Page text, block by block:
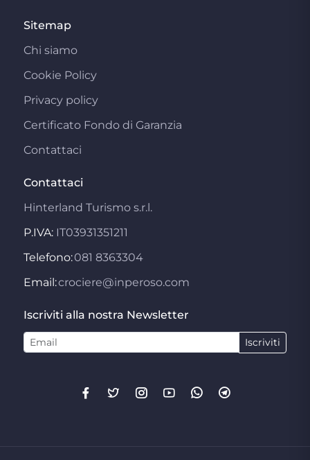
Sitemap
Chi siamo
Cookie Policy
Privacy policy
Certificato Fondo di Garanzia
Contattaci
Contattaci
Hinterland Turismo s.r.l.
P.IVA: IT03931351211
Telefono:081 8363304
Email:crociere@inperoso.com
Iscriviti alla nostra Newsletter
Iscriviti